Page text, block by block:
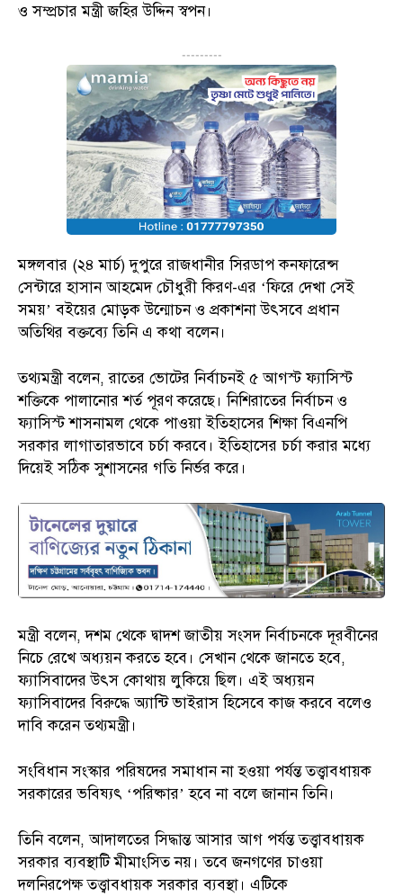
ও সম্প্রচার মন্ত্রী জহির উদ্দিন স্বপন।
---------
মঙ্গলবার (২৪ মার্চ) দুপুরে রাজধানীর সিরডাপ কনফারেন্স
সেন্টারে হাসান আহমেদ চৌধুরী কিরণ-এর ‘ফিরে দেখা সেই
সময়’ বইয়ের মোড়ক উন্মোচন ও প্রকাশনা উৎসবে প্রধান
অতিথির বক্তব্যে তিনি এ কথা বলেন।
তথ্যমন্ত্রী বলেন, রাতের ভোটের নির্বাচনই ৫ আগস্ট ফ্যাসিস্ট
শক্তিকে পালানোর শর্ত পূরণ করেছে। নিশিরাতের নির্বাচন ও
ফ্যাসিস্ট শাসনামল থেকে পাওয়া ইতিহাসের শিক্ষা বিএনপি
সরকার লাগাতারভাবে চর্চা করবে। ইতিহাসের চর্চা করার মধ্যে
দিয়েই সঠিক সুশাসনের গতি নির্ভর করে।
মন্ত্রী বলেন, দশম থেকে দ্বাদশ জাতীয় সংসদ নির্বাচনকে দূরবীনের
নিচে রেখে অধ্যয়ন করতে হবে। সেখান থেকে জানতে হবে,
ফ্যাসিবাদের উৎস কোথায় লুকিয়ে ছিল। এই অধ্যয়ন
ফ্যাসিবাদের বিরুদ্ধে অ্যান্টি ভাইরাস হিসেবে কাজ করবে বলেও
দাবি করেন তথ্যমন্ত্রী।
সংবিধান সংস্কার পরিষদের সমাধান না হওয়া পর্যন্ত তত্ত্বাবধায়ক
সরকারের ভবিষ্যৎ ‘পরিষ্কার’ হবে না বলে জানান তিনি।
তিনি বলেন, আদালতের সিদ্ধান্ত আসার আগ পর্যন্ত তত্ত্বাবধায়ক
সরকার ব্যবস্থাটি মীমাংসিত নয়। তবে জনগণের চাওয়া
দলনিরপেক্ষ তত্ত্বাবধায়ক সরকার ব্যবস্থা। এটিকে